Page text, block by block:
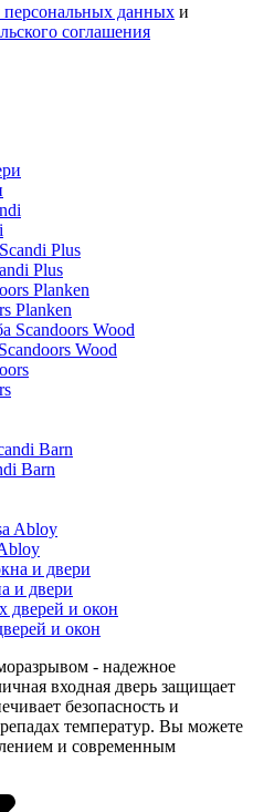
персональных данных и
соглашения
Plus
Planken
Wood
Barn
и двери
и окон
- надежное
входная дверь защищает
безопасность и
температур. Вы можете
и современным